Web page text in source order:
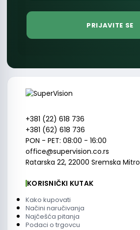
+381 (22) 618 736
+381 (62) 618 736
PON - PET: 08:00 - 16:00
office@supervision.co.rs
Ratarska 22, 22000 Sremska
KORISNIČKI KUTAK
Kako kupovati
Načini naručivanja
Najčešća pitanja
Podaci o trgovcu